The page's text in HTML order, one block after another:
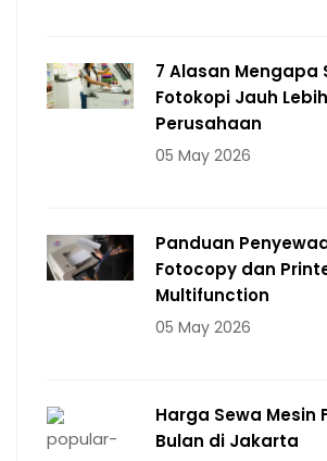
7 Alasan Mengapa
Fotokopi Jauh
Perusahaan
05 May 2026
Panduan
Fotocopy dan
Multifunction
05 May 2026
Harga Sewa Mesin
Bulan di Jakarta